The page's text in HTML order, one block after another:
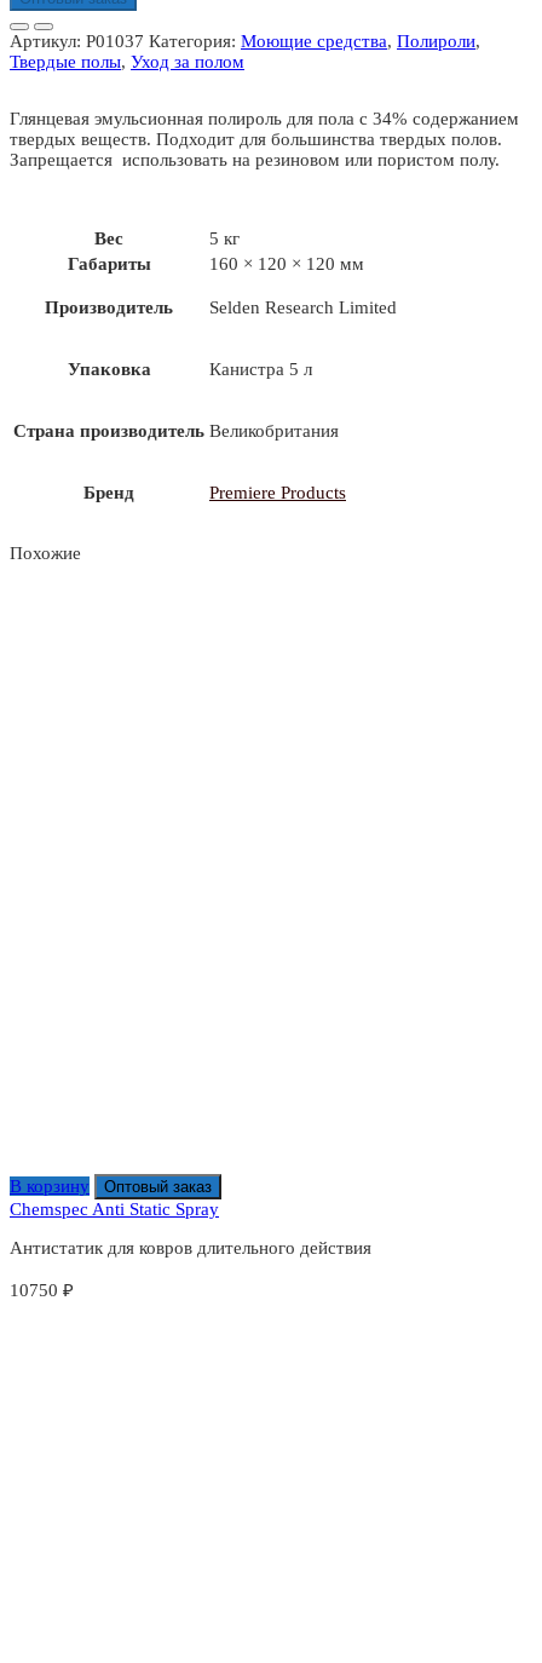
Артикул: P01037 Категория: Моющие средства, Полироли,
Твердые полы, Уход за полом
Глянцевая эмульсионная полироль для пола с 34% содержанием
твердых веществ. Подходит для большинства твердых полов.
Запрещается использовать на резиновом или пористом полу.
Вес
5 кг
Габариты
160 × 120 × 120 мм
Производитель Selden Research Limited
Упаковка Канистра 5 л
Страна производитель Великобритания
Бренд Premiere Products
Похожие
В корзину Оптовый заказ
Chemspec Anti Static Spray
Антистатик для ковров длительного действия
10750 ₽